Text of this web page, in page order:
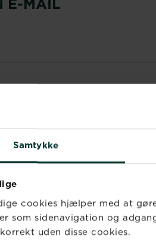
Samtykke
cookies hjælper med at
som sidenavigation og
uden disse cookies.